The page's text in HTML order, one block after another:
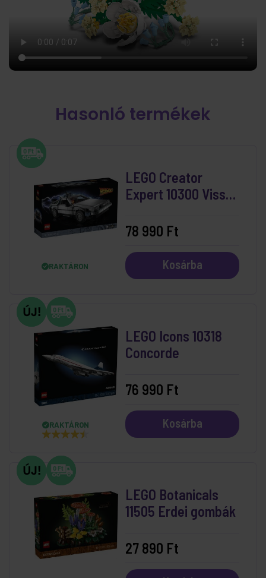
Hasonló termékek
RAKTÁRON
LEGO Creator
Expert 10300 Vissza
78 990 Ft
Kosárba
RAKTÁRON
LEGO Icons 10318
Concorde
76 990 Ft
Kosárba
LEGO Botanicals
11505 Erdei gombák
27 890 Ft